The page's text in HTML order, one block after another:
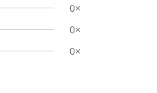
0×
0×
0×